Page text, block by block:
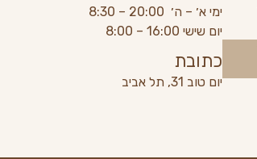
ימי א׳ – ה׳ 20:00 – 8:30
יום שישי 16:00 – 8:00
כתובת
יום טוב 31, תל אביב